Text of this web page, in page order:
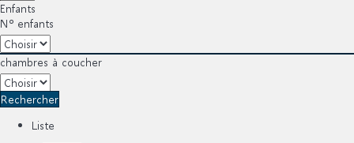
Enfants
Nº enfants
chambres à coucher
Rechercher
Liste